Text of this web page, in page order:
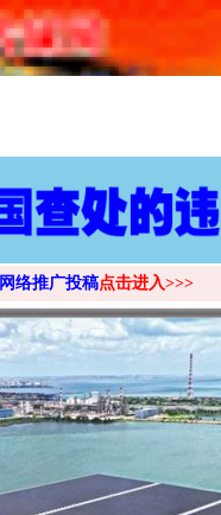
网络推广投稿点击进入>>>